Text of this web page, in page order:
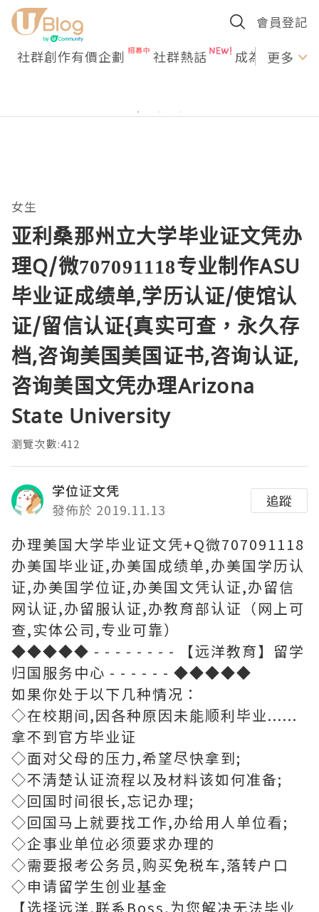
會員登記
社群創作有價企劃 社群熱話 成為U更多
女生
亚利桑那州立大学毕业证文凭办
理Q/微707091118专业制作ASU
毕业证成绩单,学历认证/使馆认
证/留信认证{真实可查，永久存
档,咨询美国美国证书,咨询认证,
咨询美国文凭办理Arizona
State University
瀏覽次數:412
学位证文凭
發佈於 2019.11.13
追蹤
办理美国大学毕业证文凭+Q微707091118
办美国毕业证,办美国成绩单,办美国学历认
证,办美国学位证,办美国文凭认证,办留信
网认证,办留服认证,办教育部认证（网上可
查,实体公司,专业可靠）
◆◆◆◆◆ - - - - - - - - 【远洋教育】留学
归国服务中心 - - - - - - ◆◆◆◆◆
如果你处于以下几种情况：
◇在校期间,因各种原因未能顺利毕业......
拿不到官方毕业证
◇面对父母的压力,希望尽快拿到;
◇不清楚认证流程以及材料该如何准备;
◇回国时间很长,忘记办理;
◇回国马上就要找工作,办给用人单位看;
◇企事业单位必须要求办理的
◇需要报考公务员,购买免税车,落转户口
◇申请留学生创业基金
【选择远洋,联系Boss,为您解决无法毕业